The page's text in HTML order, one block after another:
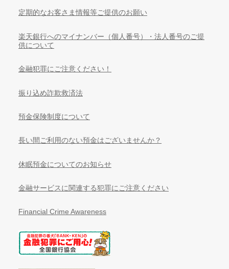
定期的なお客さま情報等ご提供のお願い
楽天銀行へのマイナンバー（個人番号）・法人番号のご提
供について
金融犯罪にご注意ください！
振り込め詐欺救済法
預金保険制度について
長い間ご利用のない預金はございませんか？
休眠預金についてのお知らせ
金融サービスに関連する犯罪にご注意ください
Financial Crime Awareness